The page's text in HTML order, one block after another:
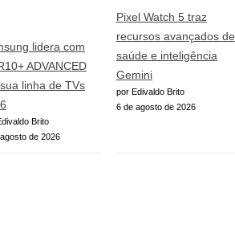
lidera com
ADVANCED
linha de TVs
Brito
de 2026
Pixel Watch 5 traz
recursos avançados de
saúde e inteligência
Gemini
por Edivaldo Brito
6 de agosto de 2026